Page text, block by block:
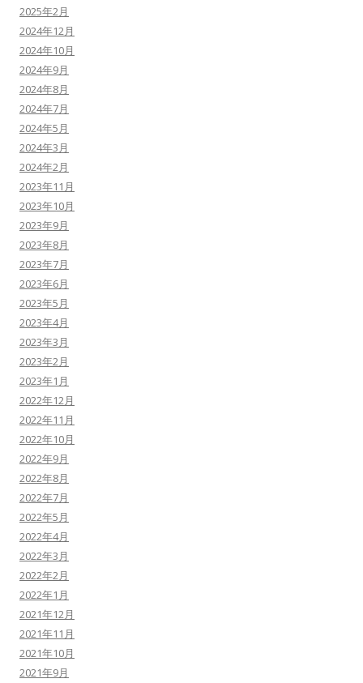
2025年2月
2024年12月
2024年10月
2024年9月
2024年8月
2024年7月
2024年5月
2024年3月
2024年2月
2023年11月
2023年10月
2023年9月
2023年8月
2023年7月
2023年6月
2023年5月
2023年4月
2023年3月
2023年2月
2023年1月
2022年12月
2022年11月
2022年10月
2022年9月
2022年8月
2022年7月
2022年5月
2022年4月
2022年3月
2022年2月
2022年1月
2021年12月
2021年11月
2021年10月
2021年9月